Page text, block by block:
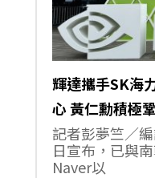
輝達攜手SK海
心 黃仁勳積極
記者彭夢竺／
日宣布，已與
Naver以